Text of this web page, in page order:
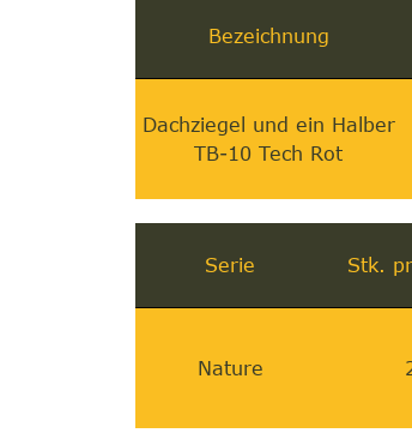
Bezeichnung
Dachziegel und ein Halber
TB-10 Tech Rot
Serie Stk.
Nature